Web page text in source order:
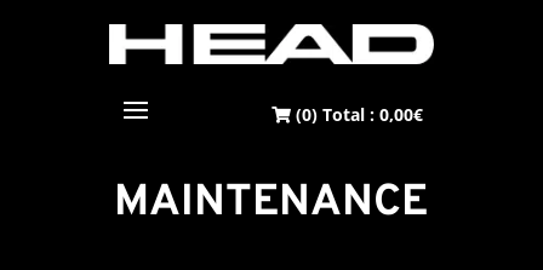
(0) Total : 0,00€
MAINTENANCE